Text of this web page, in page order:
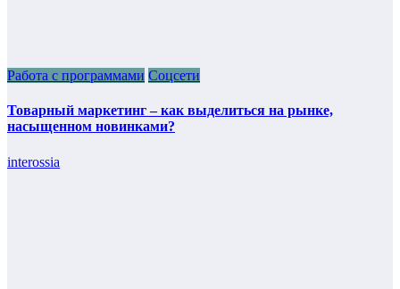
Работа с программами Соцсети
Товарный маркетинг – как выделиться на рынке,
насыщенном новинками?
interossia